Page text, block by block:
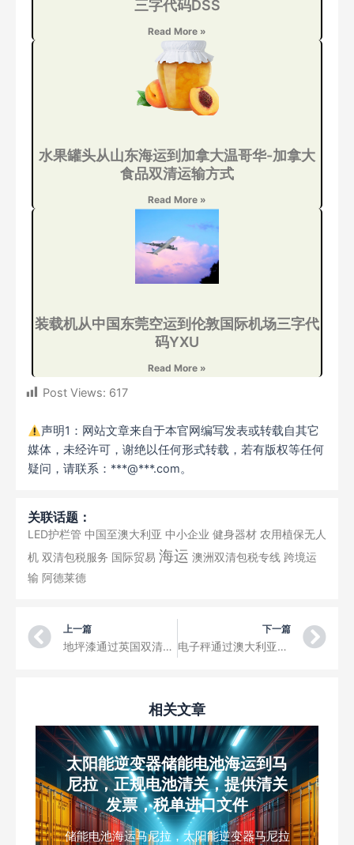
三字代码DSS
Read More »
水果罐头从山东海运到加拿大温哥华-加拿大
食品双清运输方式
Read More »
装载机从中国东莞空运到伦敦国际机场三字代
码YXU
Read More »
Post Views: 617
声明1：网站文章来自于本官网编写发表或转载自其它
媒体，未经许可，谢绝以任何形式转载，若有版权等任何
疑问，请联系：***@***.com。
关联话题：
LED护栏管 中国至澳大利亚 中小企业 健身器材 农用植保无人
机 双清包税服务 国际贸易 海运 澳洲双清包税专线 跨境运
输 阿德莱德
Prev
上一篇
地坪漆通过英国双清专线的运输方式海运到英国伯明翰
下一篇
电子秤通过澳大利亚海运双清专线的运输方式从中国广州海运到澳大利亚悉尼
相关文章
太阳能逆变器储能电池海运到马
尼拉，正规电池清关，提供清关
发票，税单进口文件
储能电池海运马尼拉，太阳能逆变器马尼拉